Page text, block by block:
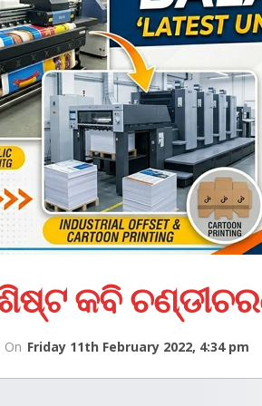
କବି
On Friday 11th February 2022, 4:34 pm